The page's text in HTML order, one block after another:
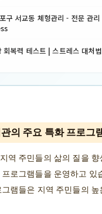
구 서교동 체형관리 - 전문 관
회복력 테스트 | 스트레스 대처
의 주요 특화 프로그
역 주민들의 삶의 질을
로그램들을 운영하고 있
램들은 지역 주민들의